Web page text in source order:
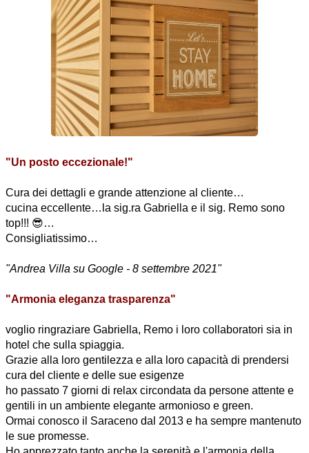
"Un posto eccezionale!"
Cura dei dettagli e grande attenzione al cliente…
cucina eccellente…la sig.ra Gabriella e il sig. Remo sono
top!!! 😎…
Consigliatissimo…
"Andrea Villa su Google - 8 settembre 2021"
"Armonia eleganza trasparenza"
voglio ringraziare Gabriella, Remo i loro collaboratori sia in
hotel che sulla spiaggia.
Grazie alla loro gentilezza e alla loro capacità di prendersi
cura del cliente e delle sue esigenze
ho passato 7 giorni di relax circondata da persone attente e
gentili in un ambiente elegante armonioso e green.
Ormai conosco il Saraceno dal 2013 e ha sempre mantenuto
le sue promesse.